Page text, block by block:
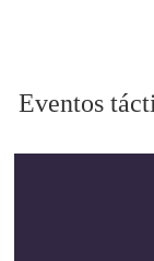
Eventos